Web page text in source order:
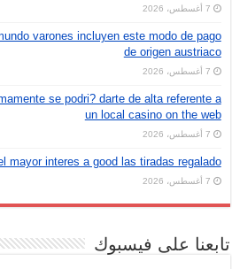
7 أغسطس، 2026
varones incluyen este modo de pago
de origen austriaco
7 أغسطس، 2026
se podri? darte de alta referente a
un local casino on the web
7 أغسطس، 2026
mayor interes a good las tiradas regalado
7 أغسطس، 2026
تابعنا على فيسبوك